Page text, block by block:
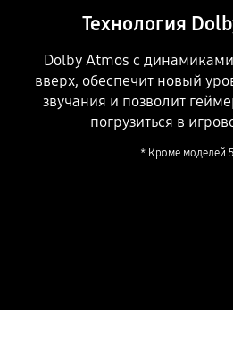
Технология
Dolby Atmos с
вверх, обеспечит новый
звучания и позволит
погрузиться в
* Кроме моделей